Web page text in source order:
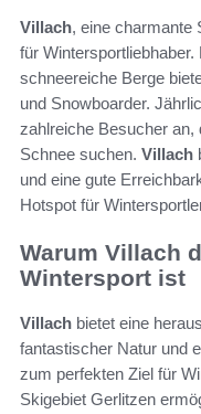
Villach, eine charmante
für
schneereiche Berge
und Snowboarder.
zahlreiche Besucher
Schnee suchen. Villach
und eine gute
Hotspot für
Warum Villach
Wintersport ist
Villach bietet eine
fantastischer Natur und
zum perfekten Ziel für
Skigebiet Gerlitzen